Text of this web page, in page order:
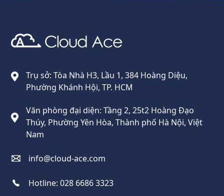
Trụ sở: Tòa Nhà H3, Lầu 1, 384 Hoàng Diệu,
Phường Khánh Hội, TP. HCM
Văn phòng đại diện: Tầng 2, 25t2 Hoàng Đạo
Thúy, Phường Yên Hòa, Thành phố Hà Nội, Việt
Nam
info@cloud-ace.com
Hotline:028 6686 3323